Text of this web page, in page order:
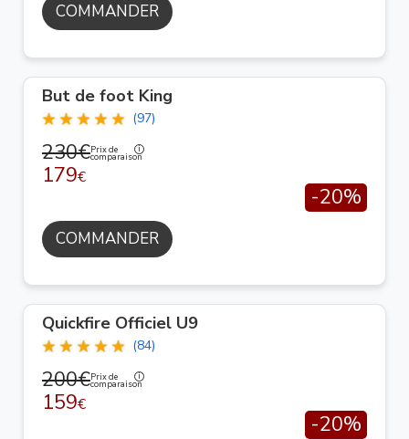
COMMANDER
But de foot King
(97)
230€Prix de
comparaison
179€
-20%
COMMANDER
Quickfire Officiel U9
(84)
200€Prix de
comparaison
159€
-20%